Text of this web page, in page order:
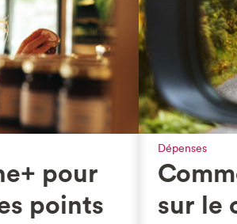
pour
points
Dépenses
sur le